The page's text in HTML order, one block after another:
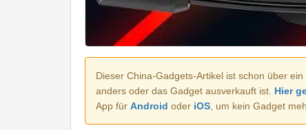
Dieser China-Gadgets-Artikel ist schon über
anders oder das Gadget ausverkauft ist. Hier
App für Android oder iOS , um kein Gadget